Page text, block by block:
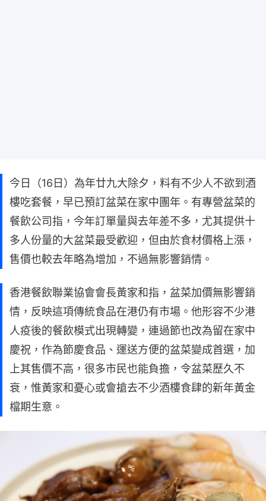
今日（16日）為年廿九大除夕，料有不少人不欲到酒
樓吃套餐，早已預訂盆菜在家中團年。有專營盆菜的
餐飲公司指，今年訂單量與去年差不多，尤其提供十
多人份量的大盆菜最受歡迎，但由於食材價格上漲，
售價也較去年略為增加，不過無影響銷情。
香港餐飲聯業協會會長黃家和指，盆菜加價無影響銷
情，反映這項傳統食品在港仍有市場。他形容不少港
人疫後的餐飲模式出現轉變，連過節也改為留在家中
慶祝，作為節慶食品、運送方便的盆菜變成首選，加
上其售價不高，很多市民也能負擔，令盆菜歷久不
衰，惟黃家和憂心或會搶去不少酒樓食肆的新年黃金
檔期生意。